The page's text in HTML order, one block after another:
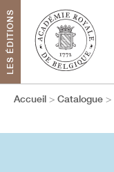
LES ÉDITIONS
Accueil Catalogue